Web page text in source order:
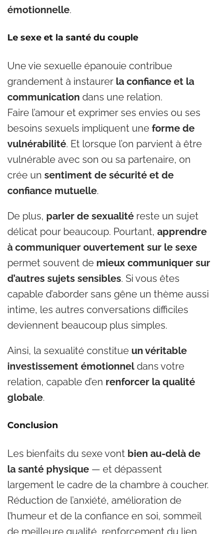
émotionnelle.
Le sexe et la santé du couple
Une vie sexuelle épanouie contribue
grandement à instaurer la confiance et la
communication dans une relation.
Faire l’amour et exprimer ses envies ou ses
besoins sexuels impliquent une forme de
vulnérabilité. Et lorsque l’on parvient à être
vulnérable avec son ou sa partenaire, on
crée un sentiment de sécurité et de
confiance mutuelle.
De plus, parler de sexualité reste un sujet
délicat pour beaucoup. Pourtant, apprendre
à communiquer ouvertement sur le sexe
permet souvent de mieux communiquer sur
d’autres sujets sensibles. Si vous êtes
capable d’aborder sans gêne un thème aussi
intime, les autres conversations difficiles
deviennent beaucoup plus simples.
Ainsi, la sexualité constitue un véritable
investissement émotionneldans votre
relation, capable d’en renforcer la qualité
globale.
Conclusion
Les bienfaits du sexe vont bien au-delà de
la santé physique — et dépassent
largement le cadre de la chambre à coucher.
Réduction de l’anxiété, amélioration de
l’humeur et de la confiance en soi, sommeil
de meilleure qualité, renforcement du lien